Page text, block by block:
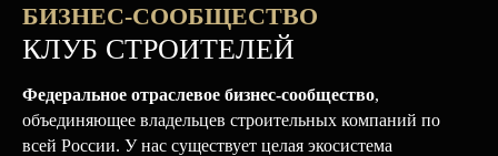
БИЗНЕС-СООБЩЕСТВО
КЛУБ СТРОИТЕЛЕЙ
Федеральное отраслевое бизнес-сообщество,
объединяющее владельцев строительных компаний по
всей России. У нас существует целая экосистема